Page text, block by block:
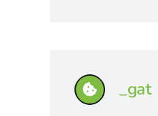
_gat